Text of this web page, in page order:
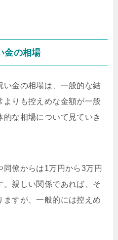
金の相場
い金の相場は、一般的な結
よりも控えめな金額が一般
な相場について見ていき
僚からは1万円から3万円
親しい関係であれば、そ
すが、一般的には控えめ